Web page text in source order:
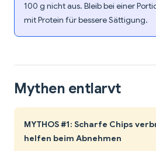
100 g nicht aus. Bleib bei einer
mit Protein für bessere Sättigung.
Mythen entlarvt
MYTHOS #1: Scharfe Chips
helfen beim Abnehmen